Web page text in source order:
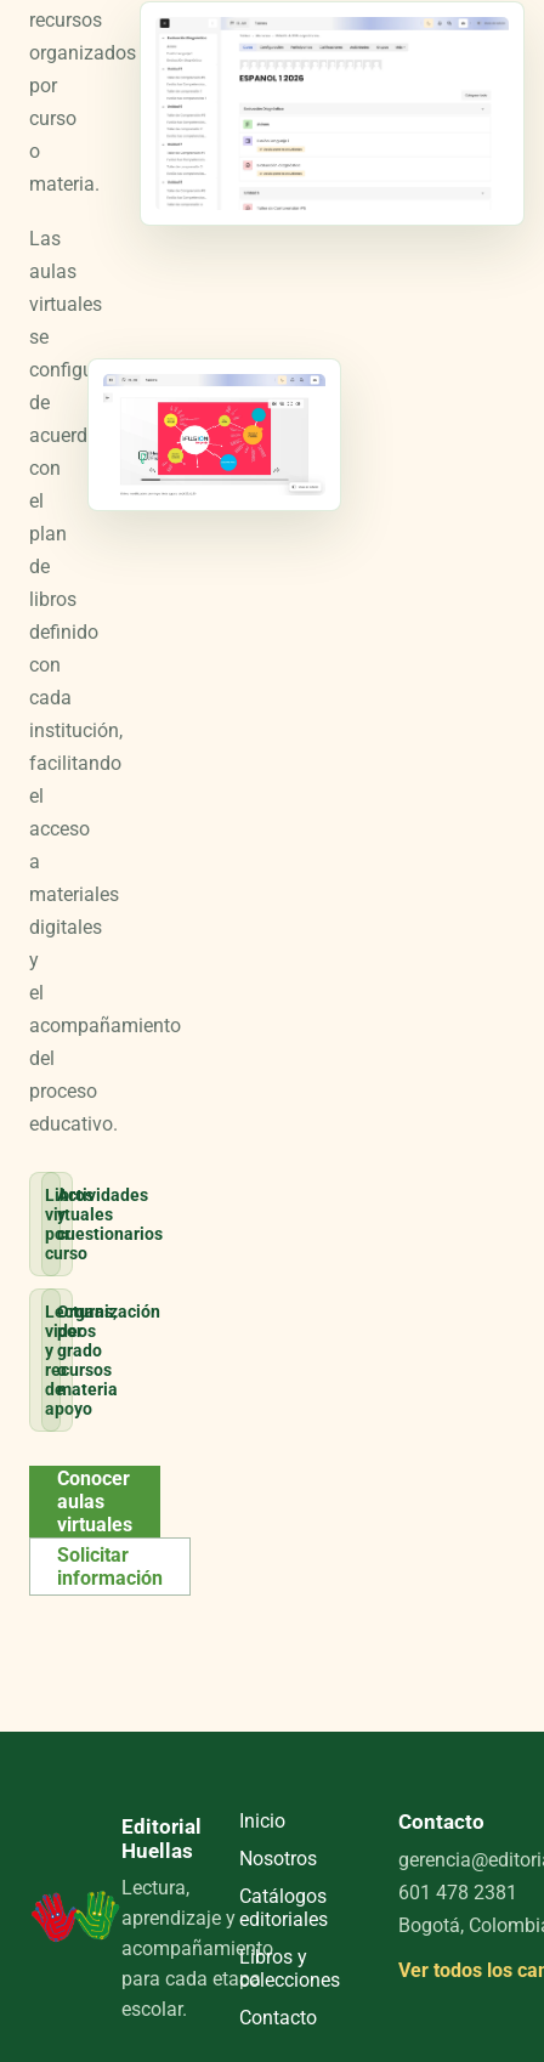
recursos
organizados
por
curso
o
materia.
Las
aulas
virtuales
se
configuran
de
acuerdo
con
el
plan
de
libros
definido
con
cada
institución,
facilitando
el
acceso
a
materiales
digitales
y
el
acompañamiento
del
proceso
educativo.
Libros
virtuales
por
curso
Actividades
y
cuestionarios
Lecturas,
videos
y
recursos
de
apoyo
Organización
por
grado
o
materia
Conocer
aulas
virtuales
Solicitar
información
Editorial
Huellas
Lectura,
aprendizaje y
acompañamiento
para cada etapa
escolar.
Inicio
Nosotros
Catálogos
editoriales
Libros y
colecciones
Contacto
Contacto
601 478 2381
Bogotá,
Ver todos los